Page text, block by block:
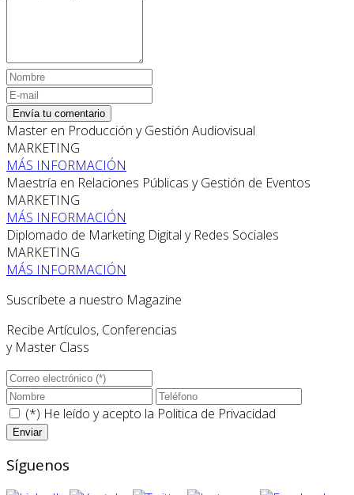
Envía tu comentario
Master en Producción y Gestión Audiovisual
MARKETING
MÁS INFORMACIÓN
Maestría en Relaciones Públicas y Gestión de Eventos
MARKETING
MÁS INFORMACIÓN
Diplomado de Marketing Digital y Redes Sociales
MARKETING
MÁS INFORMACIÓN
Suscríbete a nuestro Magazine
Recibe Artículos, Conferencias
y Master Class
(*) He leído y acepto la Politica de Privacidad
Síguenos